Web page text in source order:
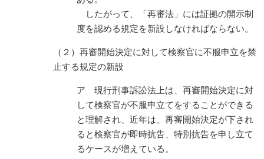
したがって、「再審法」には証拠の開示制
度を認める規定を新設しなければならない。
（２）再審開始決定に対して検察官に不服申立を禁
止する規定の新設
ア 現行刑事訴訟法上は、再審開始決定に対
して検察官が不服申立てをすることができる
と理解され、近年は、再審開始決定が下され
ると検察官が即時抗告、特別抗告を申し立て
るケースが増えている。